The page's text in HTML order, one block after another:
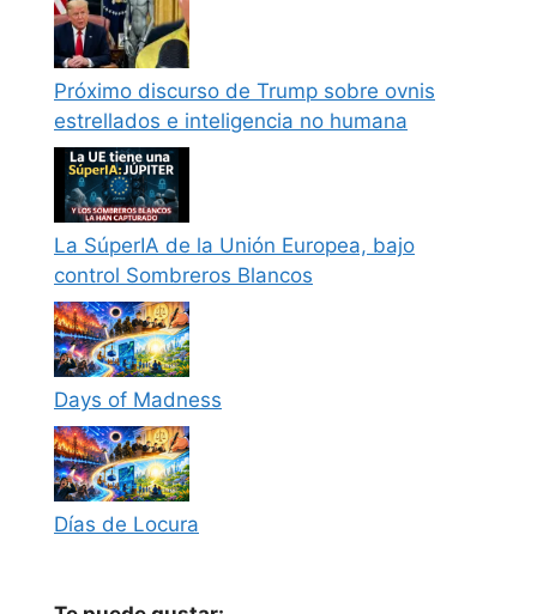
Próximo discurso de Trump sobre ovnis
estrellados e inteligencia no humana
La SúperIA de la Unión Europea, bajo
control Sombreros Blancos
Days of Madness
Días de Locura